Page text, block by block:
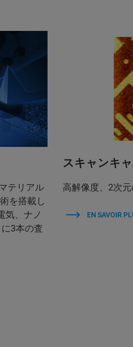
テリアル
を搭載し
気、ナノ
3本の査
スキャンキ
高解像度、2次
EN SAVOIR